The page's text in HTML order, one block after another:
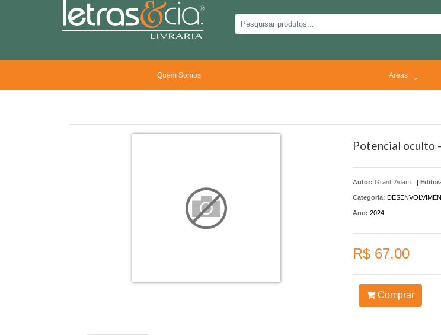
Quem Somos Areas
Potencial oculto
Autor: Grant, Adam |
Categoria:
Ano: 2024
R$ 67,00
Comprar